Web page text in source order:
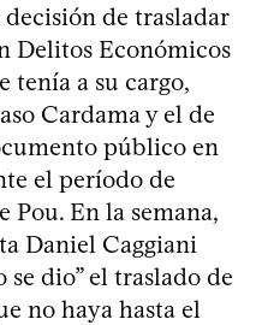
de trasladar
Delitos Económicos
tenía a su cargo,
Cardama y el de
público en
el período de
Pou. En la semana,
Daniel Caggiani
se dio” el traslado de
no haya hasta el